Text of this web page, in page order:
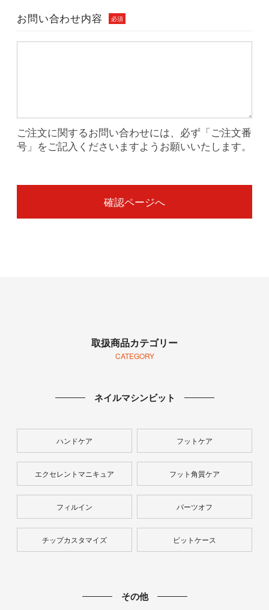
お問い合わせ内容 必須
ご注文に関するお問い合わせには、必ず「ご注文番
号」をご記入くださいますようお願いいたします。
確認ページへ
取扱商品カテゴリー
CATEGORY
ネイルマシンビット
ハンドケア フットケア
エクセレントマニキュア フット角質ケア
フィルイン パーツオフ
チップカスタマイズ ビットケース
その他